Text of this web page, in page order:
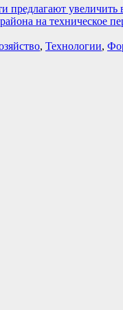
увеличить
на техническое
, Технологии,